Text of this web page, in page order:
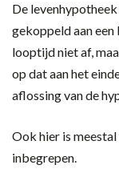
De
gekoppeld aan
looptijd niet af,
op dat aan het
aflossing van de
Ook hier is
inbegrepen.